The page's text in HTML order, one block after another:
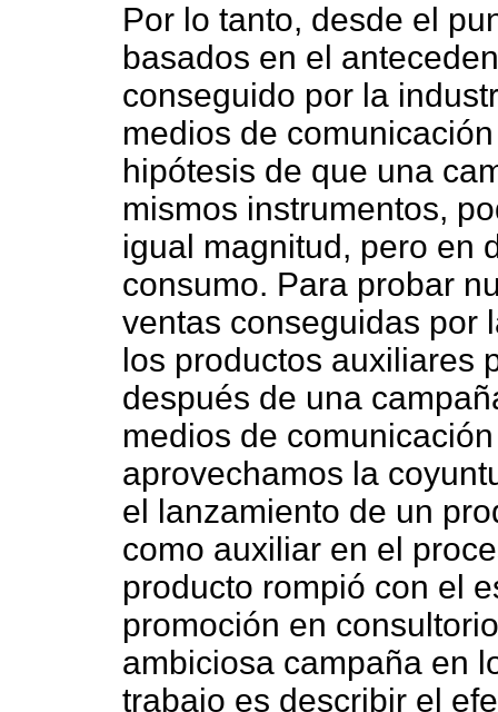
Por lo tanto, desde el
basados en el
conseguido por la
medios de
hipótesis de que una
mismos instrumentos,
igual magnitud, pero en
consumo. Para probar
ventas conseguidas por
los productos auxiliares
después de una
medios de
aprovechamos la
el lanzamiento de un
como auxiliar en el
producto rompió con el
promoción en
ambiciosa campaña en
trabajo es describir el